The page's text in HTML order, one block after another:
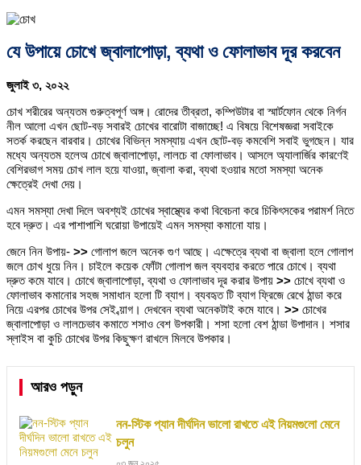
যে উপায়ে চোখে জ্বালাপোড়া, ব্যথা ও ফোলাভাব দূর করবেন
জুলাই ৩, ২০২২
চোখ শরীরের অন্যতম গুরুত্বপূর্ণ অঙ্গ। রোদের তীব্রতা, কম্পিউটার বা স্মার্টফোন থেকে নির্গন
নীল আলো এখন ছোট-বড় সবারই চোখের বারোটা বাজাচ্ছে! এ বিষয়ে বিশেষজ্ঞরা সবাইকে
সতর্ক করছেন বারবার। চোখের বিভিন্ন সমস্যায় এখন ছোট-বড় কমবেশি সবাই ভুগছেন। যার
মধ্যে অন্যতম হলেঅ চোখে জ্বালাপোড়া, লালচে বা ফোলাভাব। আসলে অ্যালার্জির কারণেই
বেশিরভাগ সময় চোখ লাল হয়ে যাওয়া, জ্বালা করা, ব্যথা হওয়ার মতো সমস্যা অনেক
ক্ষেত্রেই দেখা দেয়।
এমন সমস্যা দেখা দিলে অবশ্যই চোখের স্বাস্থ্যের কথা বিবেচনা করে চিকিৎসকের পরামর্শ নিতে
হবে দ্রুত। এর পাশাপাশি ঘরোয়া উপায়েই এমন সমস্যা কমানো যায়।
জেনে নিন উপায়- >> গোলাপ জলে অনেক গুণ আছে। এক্ষেত্রে ব্যথা বা জ্বালা হলে গোলাপ
জলে চোখ ধুয়ে নিন। চাইলে কয়েক ফোঁটা গোলাপ জল ব্যবহার করতে পারে চোখে। ব্যথা
দ্রুত কমে যাবে। চোখে জ্বালাপোড়া, ব্যথা ও ফোলাভাব দূর করার উপায় >> চোখে ব্যথা ও
ফোলাভাব কমানোর সহজ সমাধান হলো টি ব্যাগ। ব্যবহৃত টি ব্যাগ ফ্রিজে রেখে ঠান্ডা করে
নিয়ে এরপর চোখের উপর সেই ব্য়াগ। দেখবেন ব্যথা অনেকটাই কমে যাবে। >> চোখের
জ্বালাপোড়া ও লালচেভাব কমাতে শসাও বেশ উপকারী। শসা হলো বেশ ঠান্ডা উপাদান। শসার
স্লাইস বা কুচি চোখের উপর কিছুক্ষণ রাখলে মিলবে উপকার।
আরও পড়ুন
নন-স্টিক প্যান দীর্ঘদিন ভালো রাখতে এই নিয়মগুলো মেনে
চলুন